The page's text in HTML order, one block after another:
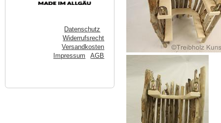
Datenschutz
Widerrufsrecht
Versandkosten
Impressum
AGB